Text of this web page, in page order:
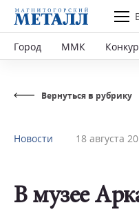
Город ММК
Вернуться в рубрику
Новости 18 августа
В музее